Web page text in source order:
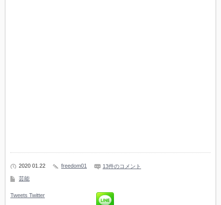
2020 01.22 freedom01 13件のコメント
芸能
Tweets Twitter